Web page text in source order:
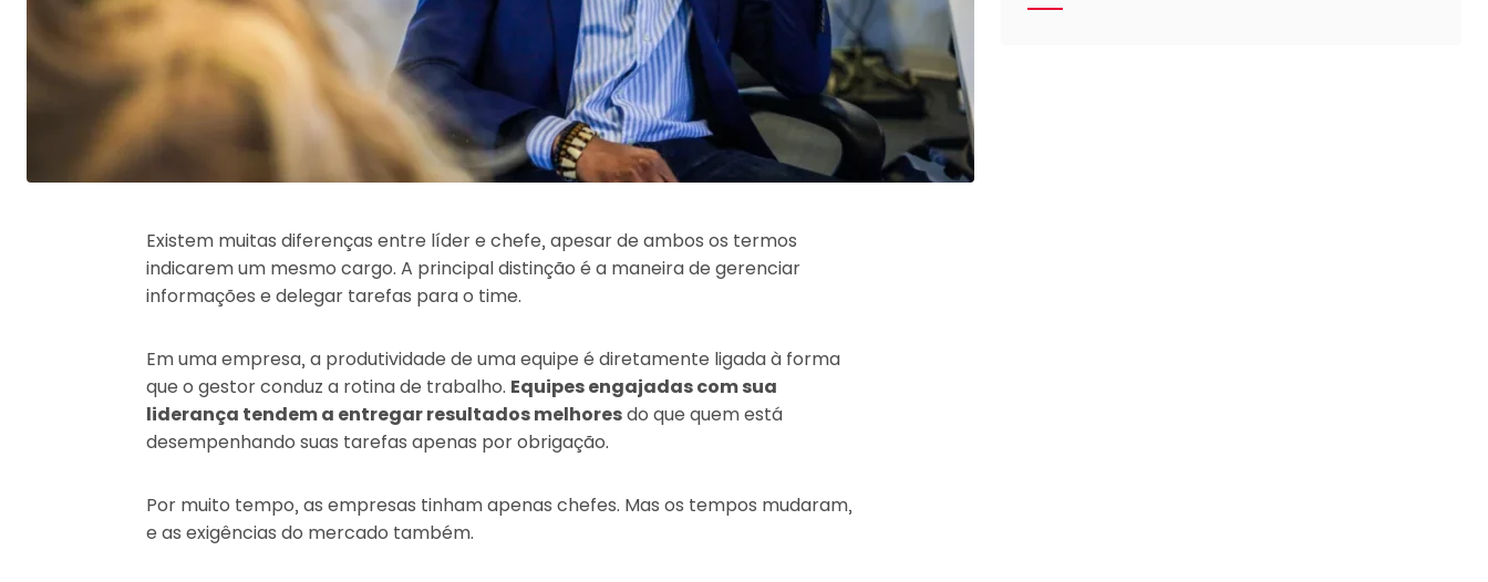
Existem muitas diferenças entre líder e chefe, apesar de ambos os termos
indicarem um mesmo cargo. A principal distinção é a maneira de gerenciar
informações e delegar tarefas para o time.
Em uma empresa, a produtividade de uma equipe é diretamente ligada à forma
que o gestor conduz a rotina de trabalho. Equipes engajadas com sua
liderança tendem a entregar resultados melhoresdo que quem está
desempenhando suas tarefas apenas por obrigação.
Por muito tempo, as empresas tinham apenas chefes. Mas os tempos mudaram,
e as exigências do mercado também.